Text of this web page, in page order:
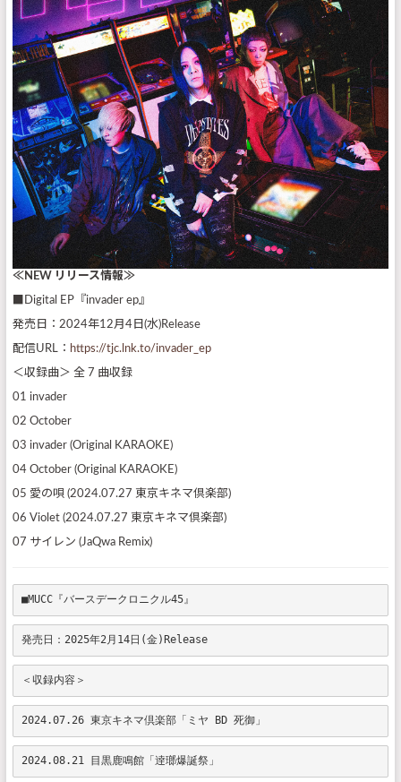
≪NEW リリース情報≫
■Digital EP『invader ep』
発売日：2024年12月4日(水)Release
配信URL： https://tjc.lnk.to/invader_ep
＜収録曲＞ 全 7 曲収録
01 invader
02 October
03 invader (Original KARAOKE)
04 October (Original KARAOKE)
05 愛の唄 (2024.07.27 東京キネマ倶楽部)
06 Violet (2024.07.27 東京キネマ倶楽部)
07 サイレン (JaQwa Remix)
■MUCC『バースデークロニクル45』
発売日：2025年2月14日(金)Release
＜収録内容＞
2024.07.26 東京キネマ倶楽部「ミヤ BD 死御」
2024.08.21 目黒鹿鳴館「逹瑯爆誕祭」